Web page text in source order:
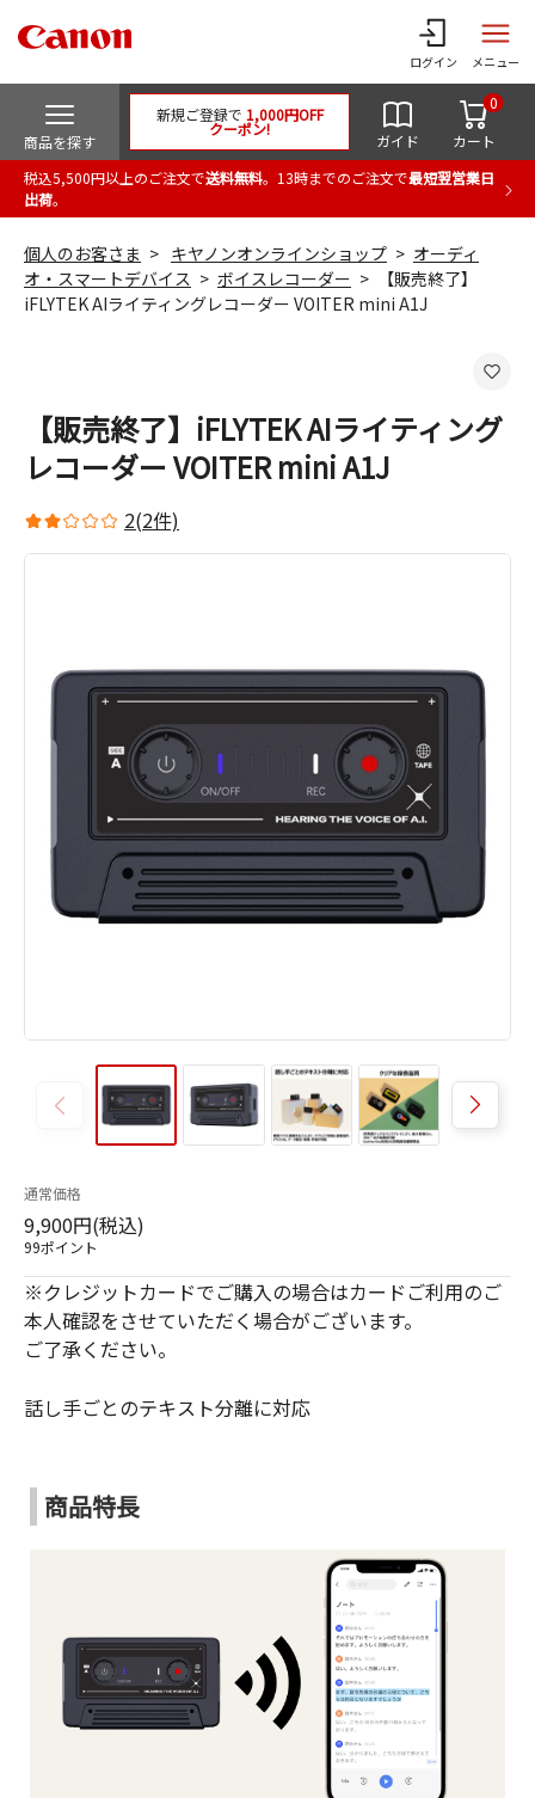
ログイン メニュー
商品を探す
新規ご登録で 1,000円OFF
クーポン!
ガイド カート
0
税込5,500円以上のご注文で送料無料。13時までのご注文で最短翌営業日
出荷。
個人のお客さま キヤノンオンラインショップ
オーディ
オ・スマートデバイス
ボイスレコーダー
【販売終了】
iFLYTEK AIライティングレコーダー VOITER mini A1J
【販売終了】iFLYTEK AIライティング
レコーダー VOITER mini A1J
2(2件)
通常価格
9,900円(税込)
99ポイント
※クレジットカードでご購入の場合はカードご利用のご
本人確認をさせていただく場合がございます。
ご了承ください。
話し手ごとのテキスト分離に対応
商品特長